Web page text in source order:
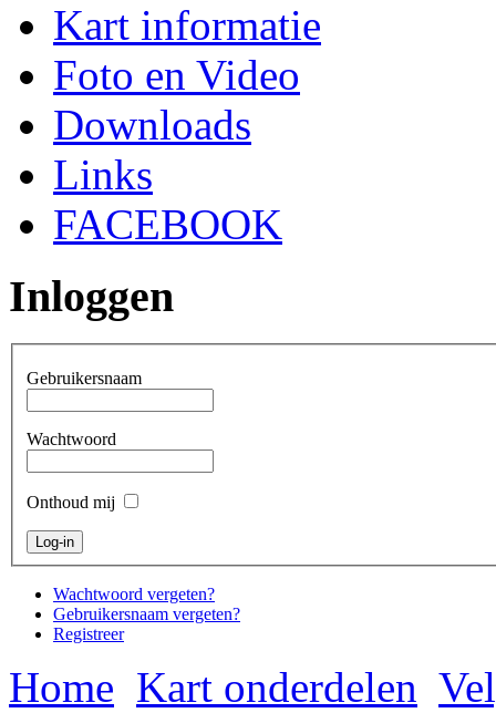
Kart informatie
Foto en Video
Downloads
Links
FACEBOOK
Inloggen
Gebruikersnaam
Wachtwoord
Onthoud mij
Wachtwoord vergeten?
Gebruikersnaam vergeten?
Registreer
Home Kart onderdelen